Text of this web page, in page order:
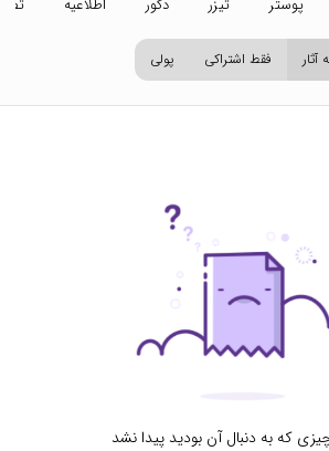
پوستر تیزر دکور اطلاعیه
آثار فقط اشتراکی پولی
که به دنبال آن بودید پیدا نشد